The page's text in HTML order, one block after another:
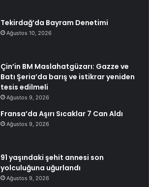
Tekirdağ’da Bayram Denetimi
Ağustos 10, 2026
Çin’in BM Maslahatgüzarı: Gazze ve
Batı Şeria’da barış ve istikrar yeniden
tesis edilmeli
Ağustos 9, 2026
Fransa’da Aşırı Sıcaklar 7 Can Aldı
Ağustos 9, 2026
91 yaşındaki şehit annesi son
yolculuğuna uğurlandı
Ağustos 9, 2026